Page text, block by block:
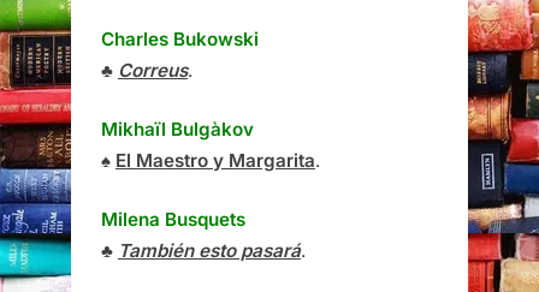
Charles Bukowski
♣ Correus.
Mikhaïl Bulgàkov
♠ El Maestro y Margarita.
Milena Busquets
♣ También esto pasará.